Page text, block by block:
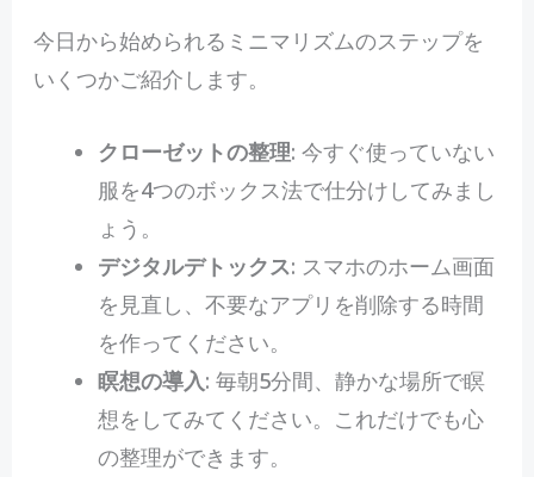
今日から始められるミニマリズムのステップを
いくつかご紹介します。
クローゼットの整理: 今すぐ使っていない
服を4つのボックス法で仕分けしてみまし
ょう。
デジタルデトックス: スマホのホーム画面
を見直し、不要なアプリを削除する時間
を作ってください。
瞑想の導入: 毎朝5分間、静かな場所で瞑
想をしてみてください。これだけでも心
の整理ができます。